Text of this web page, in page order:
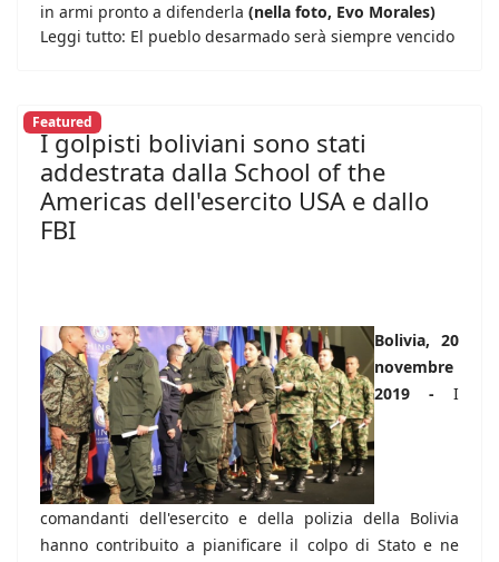
in armi pronto a difenderla (nella foto, Evo Morales)
Leggi tutto: El pueblo desarmado serà siempre vencido
Featured
I golpisti boliviani sono stati
addestrata dalla School of the
Americas dell'esercito USA e dallo
FBI
Bolivia, 20
novembre
2019 - I
comandanti dell'esercito e della polizia della Bolivia
hanno contribuito a pianificare il colpo di Stato e ne